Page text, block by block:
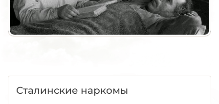
Сталинские наркомы